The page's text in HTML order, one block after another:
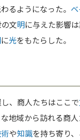
るようになった。
文明に与えた影響は
に光をもたらした。
、商人たちはここで
地域から訪れる商人
や知識を持ち寄り